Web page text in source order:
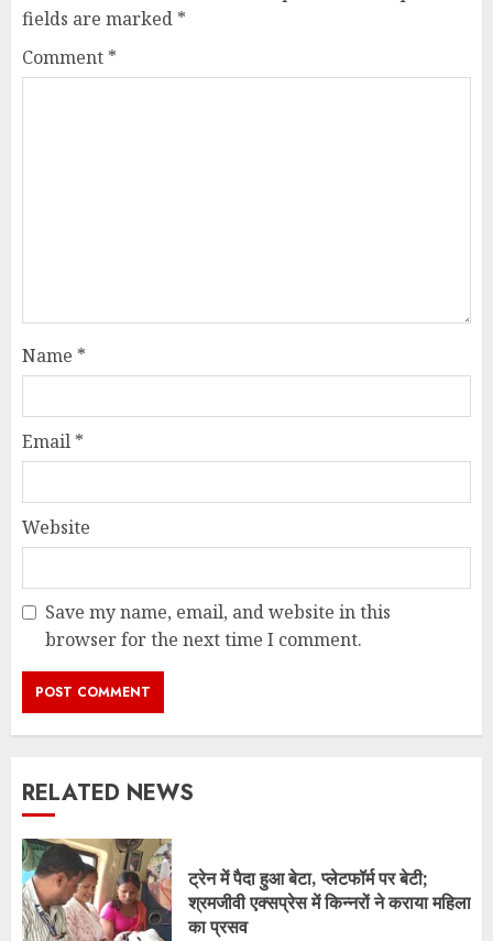
fields are marked *
Comment *
Name *
Email *
Website
Save my name, email, and website in this
browser for the next time I comment.
RELATED NEWS
ट्रेन में पैदा हुआ बेटा, प्लेटफॉर्म पर बेटी;
श्रमजीवी एक्सप्रेस में किन्नरों ने कराया महिला
का प्रसव